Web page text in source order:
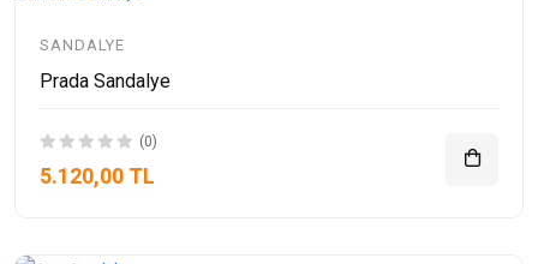
SANDALYE
Prada Sandalye
(0)
5.120,00 TL